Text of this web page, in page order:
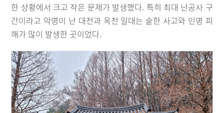
한 상황에서 크고 작은 문제가 발생했다. 특히 최대 난공사 구
간이라고 악명이 난 대전과 옥천 일대는 숱한 사고와 인명 피
해가 많이 발생한 곳이었다.